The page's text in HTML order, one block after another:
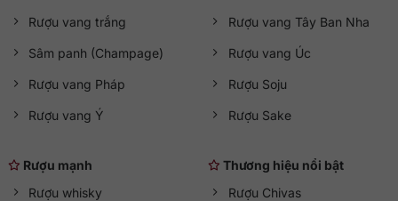
Rượu vang trắng
Sâm panh (Champage)
Rượu vang Pháp
Rượu vang Ý
Rượu vang Tây Ban Nha
Rượu vang Úc
Rượu Soju
Rượu Sake
Rượu mạnh
Rượu whisky
Thương hiệu nổi bật
Rượu Chivas